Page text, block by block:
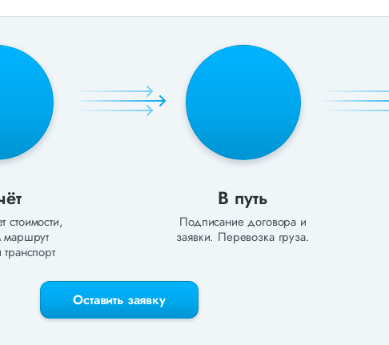
стоимости,
маршрут
В путь
Подписание договора и
заявки. Перевозка груза.
Оставить заявку